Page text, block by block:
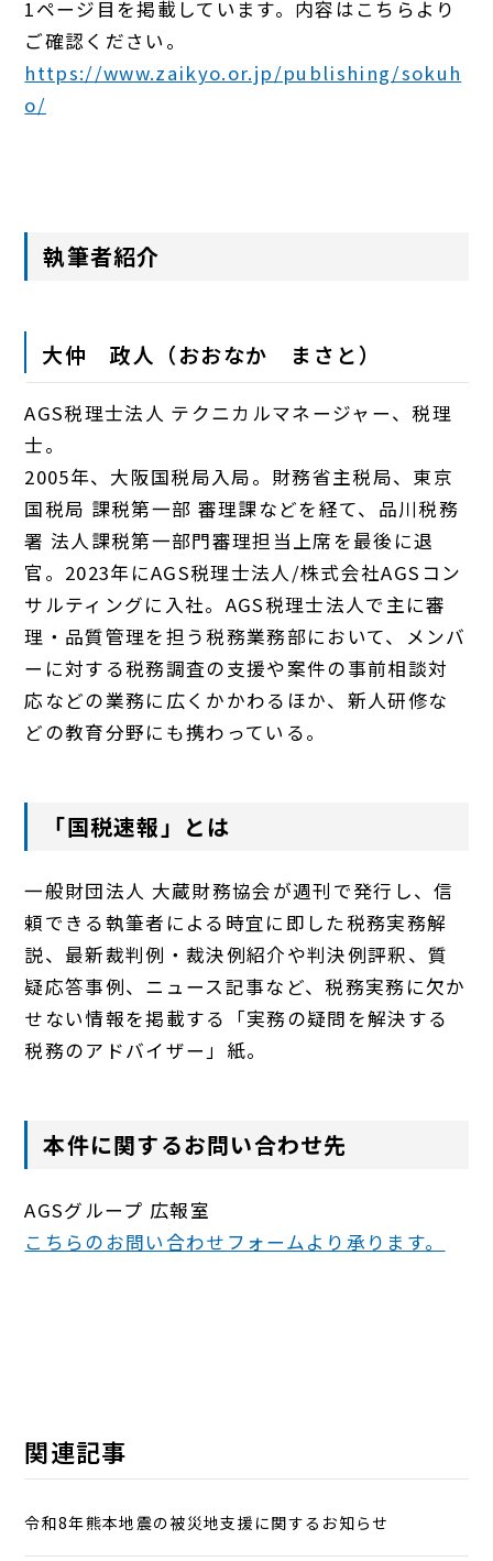
1ページ目を掲載しています。内容はこちらより
ご確認ください。
https://www.zaikyo.or.jp/publishing/sokuh
o/
執筆者紹介
大仲 政人（おおなか まさと）
AGS税理士法人 テクニカルマネージャー、税理
士。
2005年、大阪国税局入局。財務省主税局、東京
国税局 課税第一部 審理課などを経て、品川税務
署 法人課税第一部門審理担当上席を最後に退
官。2023年にAGS税理士法人/株式会社AGSコン
サルティングに入社。AGS税理士法人で主に審
理・品質管理を担う税務業務部において、メンバ
ーに対する税務調査の支援や案件の事前相談対
応などの業務に広くかかわるほか、新人研修な
どの教育分野にも携わっている。
「国税速報」とは
一般財団法人 大蔵財務協会が週刊で発行し、信
頼できる執筆者による時宜に即した税務実務解
説、最新裁判例・裁決例紹介や判決例評釈、質
疑応答事例、ニュース記事など、税務実務に欠か
せない情報を掲載する「実務の疑問を解決する
税務のアドバイザー」紙。
本件に関するお問い合わせ先
AGSグループ 広報室
こちらのお問い合わせフォームより承ります。
関連記事
令和8年熊本地震の被災地支援に関するお知らせ